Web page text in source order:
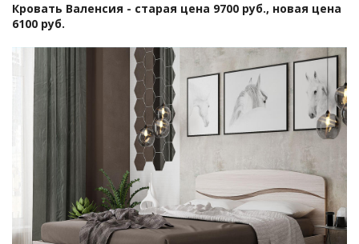
Кровать Валенсия - старая цена 9700 руб., новая цена
6100 руб.